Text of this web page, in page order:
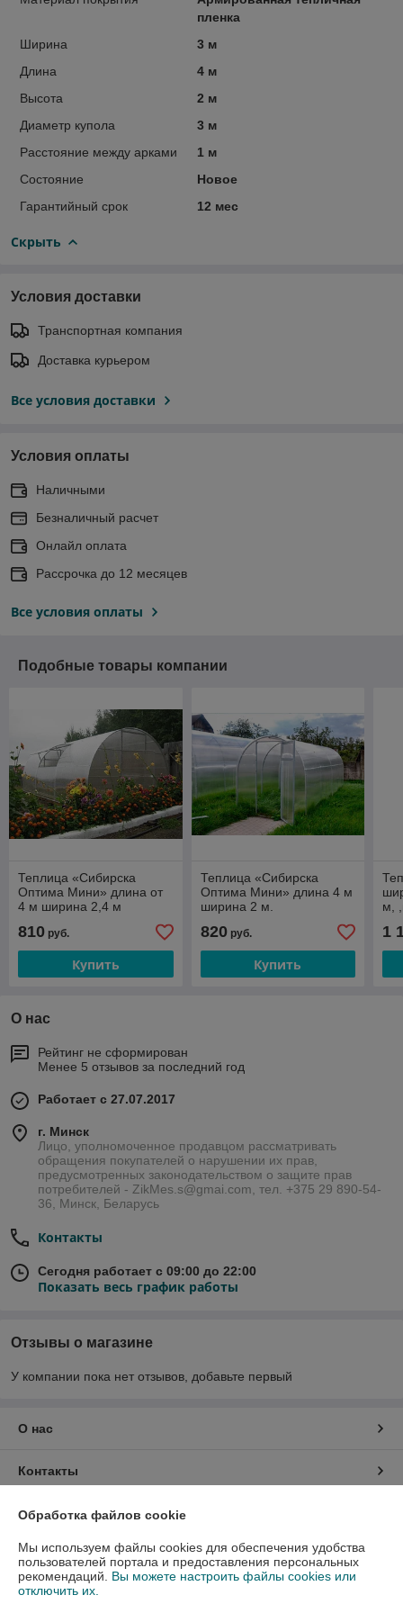
пленка
Ширина
3 м
Длина
4 м
Высота
2 м
Диаметр купола
3 м
Расстояние между арками
1 м
Состояние
Новое
Гарантийный срок
12 мес
Скрыть
Условия доставки
Транспортная компания
Доставка курьером
Все условия доставки
Условия оплаты
Наличными
Безналичный расчет
Онлайл оплата
Рассрочка до 12 месяцев
Все условия оплаты
Подобные товары компании
Теплица «Сибирска
Оптима Мини» длина от
4 м ширина 2,4 м
810 руб.
Купить
Теплица «Сибирска
Оптима Мини» длина 4 м
ширина 2 м.
820руб.
Купить
м,
1
О нас
Рейтинг не сформирован
Менее 5 отзывов за последний год
Работает с 27.07.2017
г. Минск
Лицо, уполномоченное продавцом рассматривать
обращения покупателей о нарушении их прав,
предусмотренных законодательством о защите прав
потребителей - ZikMes.s@gmai.com, тел. +375 29 890-54-
36, Минск, Беларусь
Контакты
Сегодня работает с 09:00 до 22:00
Показать весь график работы
Отзывы о магазине
У компании пока нет отзывов, добавьте первый
О нас
Контакты
Доставка и оплата
График работы
Полная версия сайта
Обработка файлов cookie
Мы используем файлы cookies для обеспечения удобства
пользователей портала и предоставления персональных
рекомендаций. Вы можете настроить файлы cookies или
отключить их.